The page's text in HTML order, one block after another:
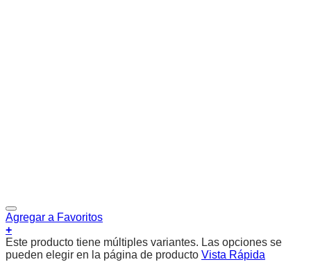
Agregar a Favoritos
+
Este producto tiene múltiples variantes. Las opciones se
pueden elegir en la página de producto Vista Rápida